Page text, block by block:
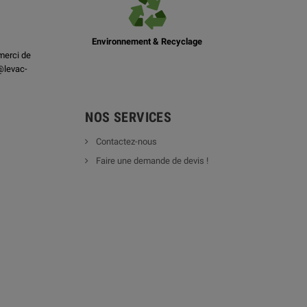
de
Environnement & Recyclage
NOS SERVICES
Contactez-nous
Faire une demande de devis !